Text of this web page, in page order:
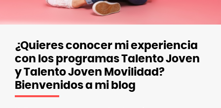
¿Quieres conocer mi experiencia
con los programas Talento Joven
y Talento Joven Movilidad?
Bienvenidos a mi blog